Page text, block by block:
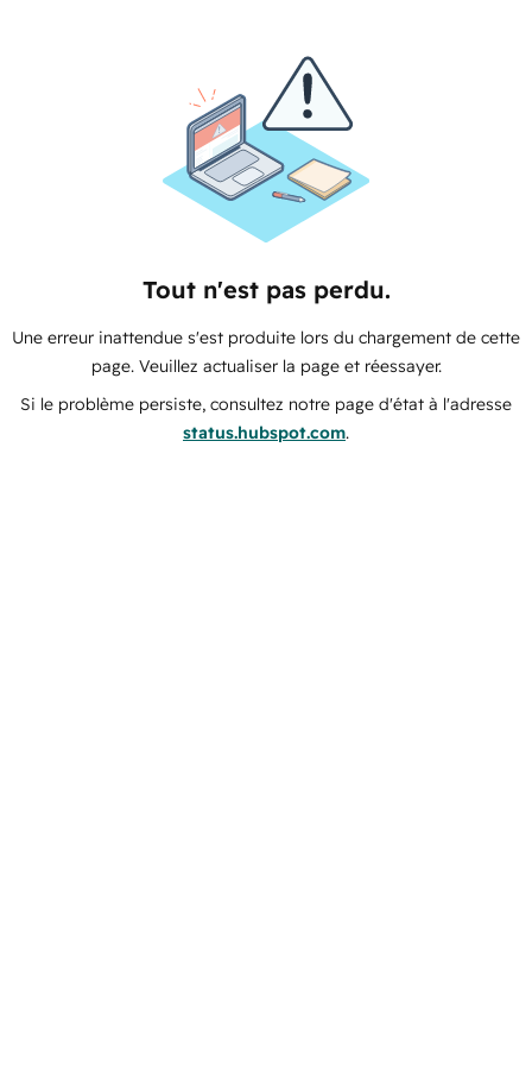
Tout n'est pas perdu.
Une erreur inattendue s'est produite lors du chargement de cette
page. Veuillez actualiser la page et réessayer.
Si le problème persiste, consultez notre page d'état à l'adresse
status.hubspot.com.